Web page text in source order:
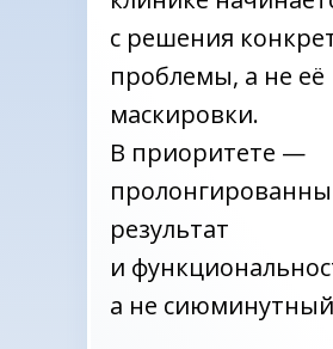
с решения
проблемы, а не её
маскировки.
В приоритете —
результат
и
а не